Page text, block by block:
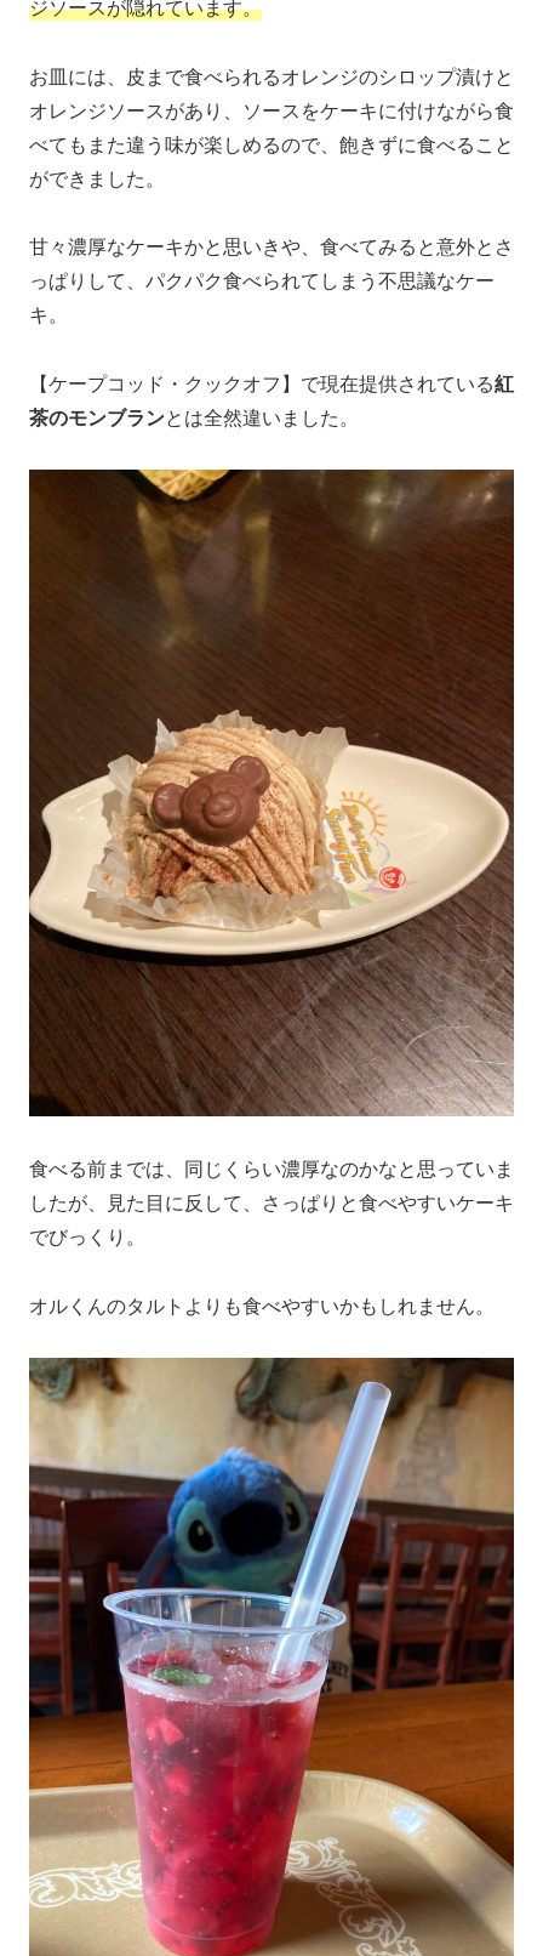
ジソースが隠れています。
お皿には、皮まで食べられるオレンジのシロップ漬けと
オレンジソースがあり、ソースをケーキに付けながら食
べてもまた違う味が楽しめるので、飽きずに食べること
ができました。
甘々濃厚なケーキかと思いきや、食べてみると意外とさ
っぱりして、パクパク食べられてしまう不思議なケー
キ。
【ケープコッド・クックオフ】で現在提供されている紅
茶のモンブランとは全然違いました。
食べる前までは、同じくらい濃厚なのかなと思っていま
したが、見た目に反して、さっぱりと食べやすいケーキ
でびっくり。
オルくんのタルトよりも食べやすいかもしれません。